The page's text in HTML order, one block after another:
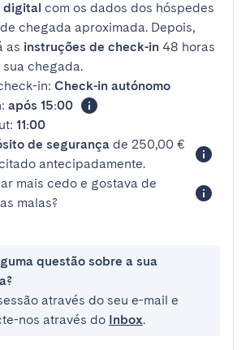
digital com os dados dos hóspedes
chegada aproximada. Depois,
as instruções de check-in 48 horas
chegada.
in: Check-in autónomo
após 15:00
11:00
de segurança de 250,00 €
antecipadamente.
mais cedo e gostava de
malas?
questão sobre a sua
através do seu e-mail e
nos através do Inbox.